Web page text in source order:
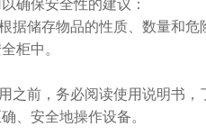
确保安全性的建议：
储存物品的性质、数量和危
柜中。
前，务必阅读使用说明书，
、安全地操作设备。